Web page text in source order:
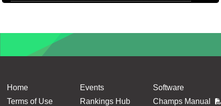
Home
Terms of Use
Events
Rankings Hub
Software
Champs Manual